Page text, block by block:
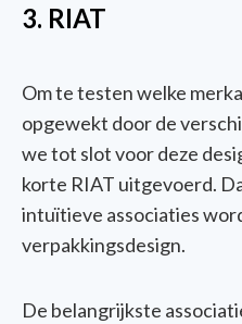
3. RIAT
Om te testen welke
opgewekt door de
we tot slot voor deze
korte RIAT uitgevoerd.
intuïtieve associaties
verpakkingsdesign.
De belangrijkste